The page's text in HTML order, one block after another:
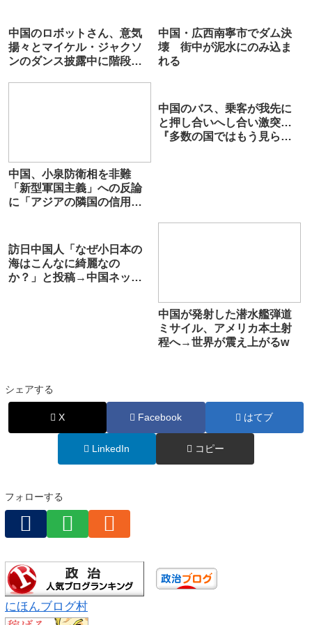
中国のロボットさん、意気
揚々とマイケル・ジャクソ
ンのダンス披露中に階段で
中国・広西南寧市でダム決
壊 街中が泥水にのみ込ま
れる
中国、小泉防衛相を非難
「新型軍国主義」への反論
に「アジアの隣国の信用を
中国のバス、乗客が我先に
と押し合いへし合い激突…
『多数の国ではもう見られ
訪日中国人「なぜ小日本の
海はこんなに綺麗なの
か？」と投稿→中国ネット
中国が発射した潜水艦弾道
ミサイル、アメリカ本土射
程へ→世界が震え上がるw
シェアする
X Facebook はてブ
LinkedIn コピー
フォローする
にほんブログ村